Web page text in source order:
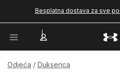
Besplatna dostava za sve
Odjeća Dukserica